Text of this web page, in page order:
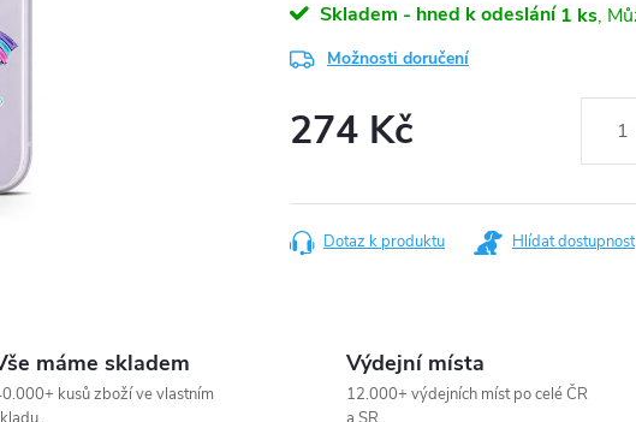
Skladem - hned k odeslání 1 ks
Možnosti doručení
274 Kč
Dotaz k produktu Hlídat dostupnost
máme skladem
kusů zboží ve vlastním
Výdejní místa
12.000+ výdejních míst po celé ČR